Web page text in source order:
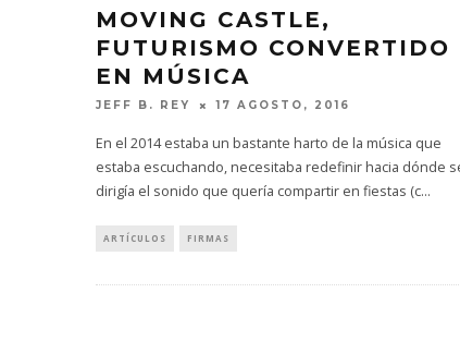
MOVING CASTLE,
FUTURISMO CONVERTIDO
EN MÚSICA
JEFF B. REY 17 AGOSTO, 2016
En el 2014 estaba un bastante harto de la música que
estaba escuchando, necesitaba redefinir hacia dónde
dirigía el sonido que quería compartir en fiestas (c...
ARTÍCULOS FIRMAS